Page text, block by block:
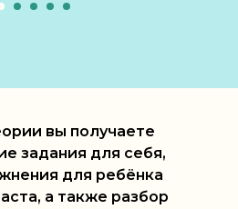
вы получаете
задания для себя,
для ребёнка
а также разбор